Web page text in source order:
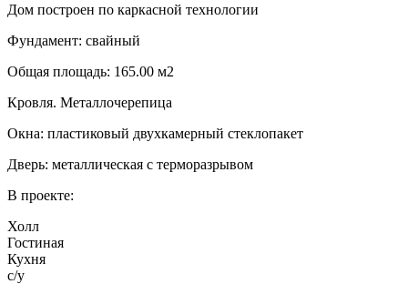
Дом построен по каркасной технологии
Фундамент: свайный
Общая площадь: 165.00 м2
Кровля. Металлочерепица
Окна: пластиковый двухкамерный стеклопакет
Дверь: металлическая с терморазрывом
В проекте:
Холл
Гостиная
Кухня
с/у